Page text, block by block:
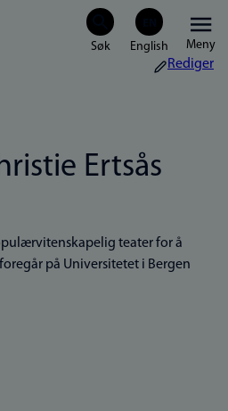
Meny
Rediger
Ertsås
teater for å
på Universitetet i Bergen